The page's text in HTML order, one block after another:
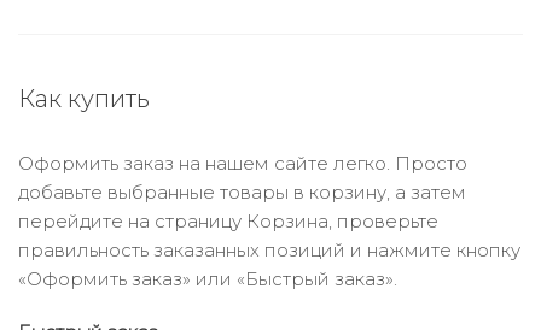
Как купить
Оформить заказ на нашем сайте легко. Просто
добавьте выбранные товары в корзину, а затем
перейдите на страницу Корзина, проверьте
правильность заказанных позиций и нажмите кнопку
«Оформить заказ» или «Быстрый заказ».